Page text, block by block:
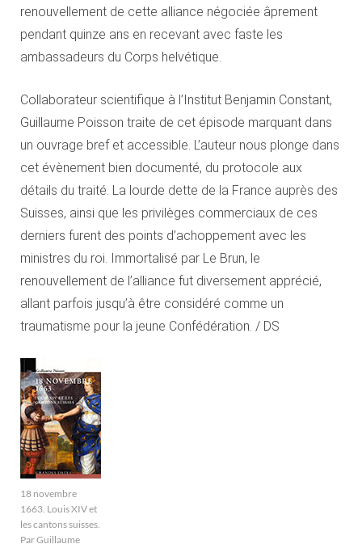
renouvellement de cette alliance négociée âprement
pendant quinze ans en recevant avec faste les
ambassadeurs du Corps helvétique.
Collaborateur scientifique à l’Institut Benjamin Constant,
Guillaume Poisson traite de cet épisode marquant dans
un ouvrage bref et accessible. L’auteur nous plonge dans
cet évènement bien documenté, du protocole aux
détails du traité. La lourde dette de la France auprès des
Suisses, ainsi que les privilèges commerciaux de ces
derniers furent des points d’achoppement avec les
ministres du roi. Immortalisé par Le Brun, le
renouvellement de l’alliance fut diversement apprécié,
allant parfois jusqu’à être considéré comme un
traumatisme pour la jeune Confédération. / DS
18 novembre
1663. Louis XIV et
les cantons suisses.
Par Guillaume